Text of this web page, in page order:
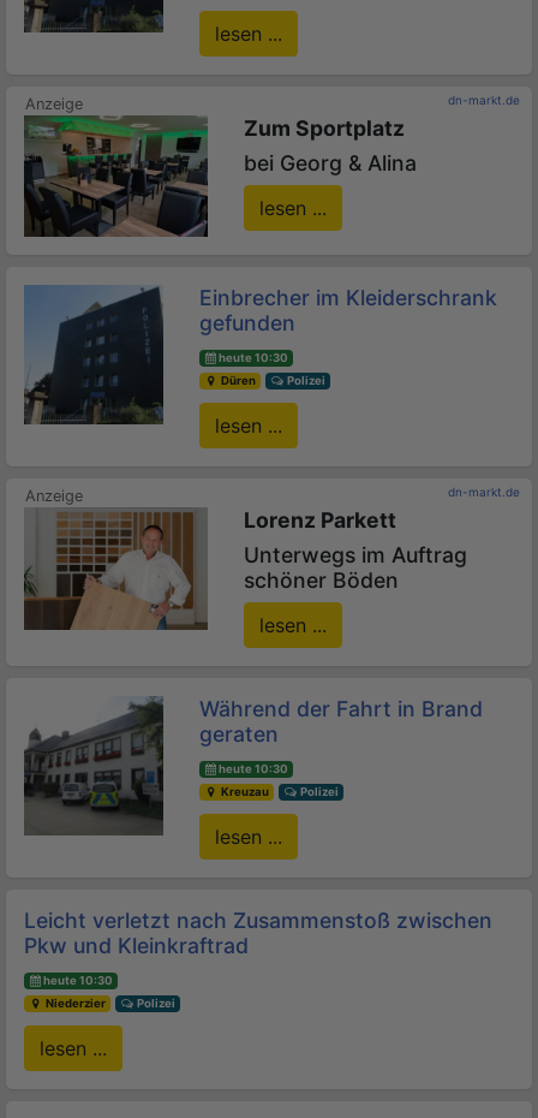
lesen ...
dn-markt.de
Zum Sportplatz
bei Georg & Alina
lesen ...
Einbrecher im Kleiderschrank
gefunden
heute 10:30
Düren
Polizei
lesen ...
dn-markt.de
Lorenz Parkett
Unterwegs im Auftrag
schöner Böden
lesen ...
Während der Fahrt in Brand
geraten
heute 10:30
Kreuzau
Polizei
lesen ...
Leicht verletzt nach Zusammenstoß zwischen
Pkw und Kleinkraftrad
heute 10:30
Niederzier
Polizei
lesen ...